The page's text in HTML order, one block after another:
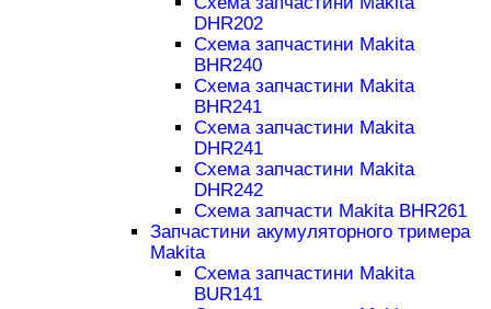
DHR202
Схема запчастини Makita
BHR240
Схема запчастини Makita
BHR241
Схема запчастини Makita
DHR241
Схема запчастини Makita
DHR242
Схема запчасти Makita BHR261
Запчастини акумуляторного тримера
Makita
Схема запчастини Makita
BUR141